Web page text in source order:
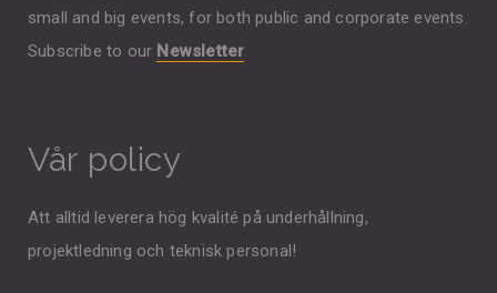
small and big events, for both public and corporate events.
Subscribe to our Newsletter
Vår policy
Att alltid leverera hög kvalité på underhållning,
projektledning och teknisk personal!